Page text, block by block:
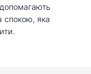
допомагають
спокою, яка